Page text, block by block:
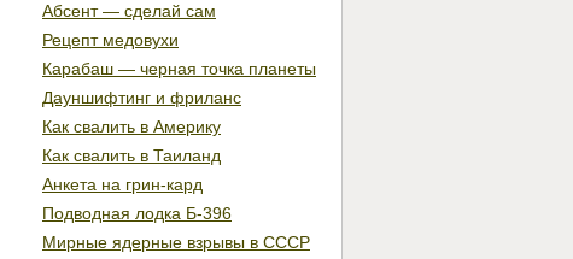
Абсент — сделай сам
Рецепт медовухи
Карабаш — черная точка планеты
Дауншифтинг и фриланс
Как свалить в Америку
Как свалить в Таиланд
Анкета на грин-кард
Подводная лодка Б-396
Мирные ядерные взрывы в СССР